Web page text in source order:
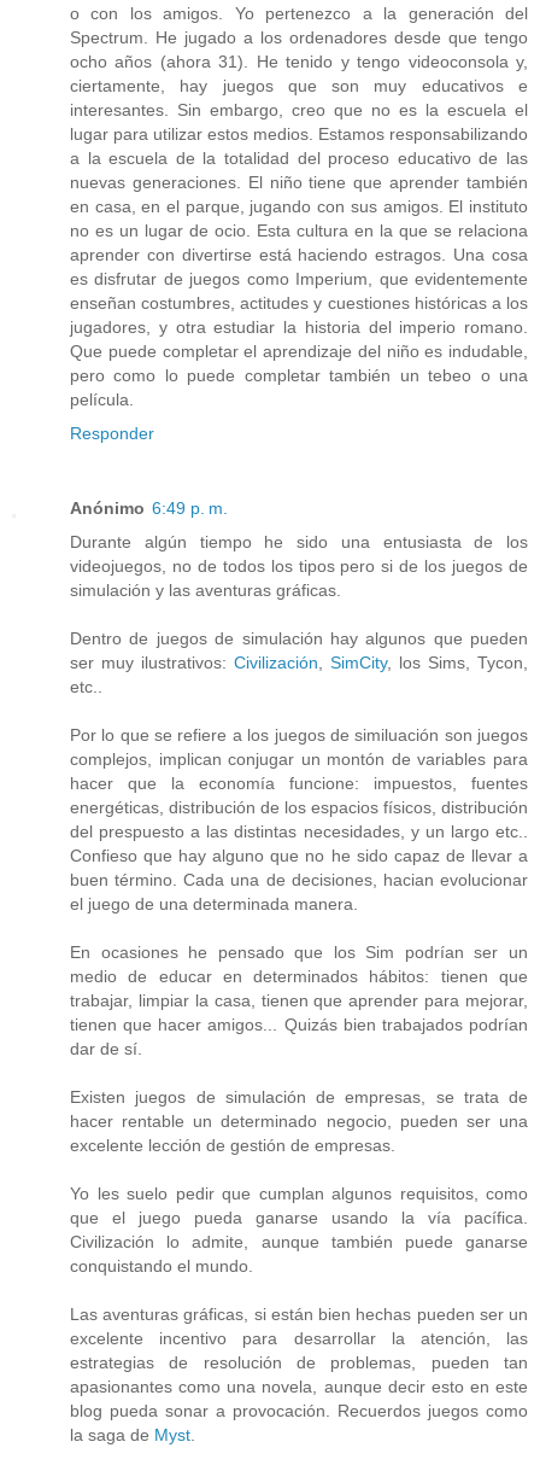
o con los amigos. Yo pertenezco a la generación del
Spectrum. He jugado a los ordenadores desde que tengo
ocho años (ahora 31). He tenido y tengo videoconsola y,
ciertamente, hay juegos que son muy educativos e
interesantes. Sin embargo, creo que no es la escuela el
lugar para utilizar estos medios. Estamos responsabilizando
a la escuela de la totalidad del proceso educativo de las
nuevas generaciones. El niño tiene que aprender también
en casa, en el parque, jugando con sus amigos. El instituto
no es un lugar de ocio. Esta cultura en la que se relaciona
aprender con divertirse está haciendo estragos. Una cosa
es disfrutar de juegos como Imperium, que evidentemente
enseñan costumbres, actitudes y cuestiones históricas a los
jugadores, y otra estudiar la historia del imperio romano.
Que puede completar el aprendizaje del niño es indudable,
pero como lo puede completar también un tebeo o una
película.
Responder
Anónimo 6:49 p. m.
Durante algún tiempo he sido una entusiasta de los
videojuegos, no de todos los tipos pero si de los juegos de
simulación y las aventuras gráficas.
Dentro de juegos de simulación hay algunos que pueden
ser muy ilustrativos: Civilización SimCity, los Sims, Tycon,
etc..
Por lo que se refiere a los juegos de similuación son juegos
complejos, implican conjugar un montón de variables para
hacer que la economía funcione: impuestos, fuentes
energéticas, distribución de los espacios físicos, distribución
del prespuesto a las distintas necesidades, y un largo etc..
Confieso que hay alguno que no he sido capaz de llevar a
buen término. Cada una de decisiones, hacian evolucionar
el juego de una determinada manera.
En ocasiones he pensado que los Sim podrían ser un
medio de educar en determinados hábitos: tienen que
trabajar, limpiar la casa, tienen que aprender para mejorar,
tienen que hacer amigos... Quizás bien trabajados podrían
dar de sí.
Existen juegos de simulación de empresas, se trata de
hacer rentable un determinado negocio, pueden ser una
excelente lección de gestión de empresas.
Yo les suelo pedir que cumplan algunos requisitos, como
que el juego pueda ganarse usando la vía pacífica.
Civilización lo admite, aunque también puede ganarse
conquistando el mundo.
Las aventuras gráficas, si están bien hechas pueden ser un
excelente incentivo para desarrollar la atención, las
estrategias de resolución de problemas, pueden tan
apasionantes como una novela, aunque decir esto en este
blog pueda sonar a provocación. Recuerdos juegos como
la saga de Myst